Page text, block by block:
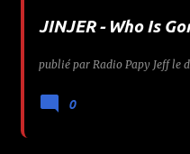
JINJER - Who Is
publié par Radio Papy Jeff le
0